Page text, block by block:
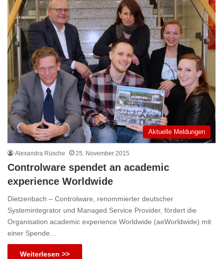
Aktuelle Meldungen
Alexandra Rüsche 25. November 2015
Controlware spendet an academic
experience Worldwide
Dietzenbach – Controlware, renommierter deutscher
Systemintegrator und Managed Service Provider, fördert die
Organisation academic experience Worldwide (aeWorldwide) mit
einer Spende…
Weiterlesen >>